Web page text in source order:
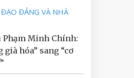
ĐẢNG VÀ NHÀ
Minh Chính:
già hóa” sang “cơ